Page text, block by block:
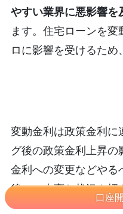
口座
やすい業界に悪影響を
ます。住宅ローンを
ロに影響を受けるため
変動金利は政策金利に
グ後の政策金利上昇
金利への変更などやる
後々に大変な状況を招